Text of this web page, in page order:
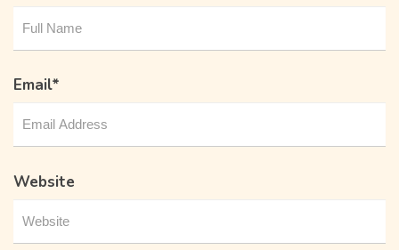
Email*
Website